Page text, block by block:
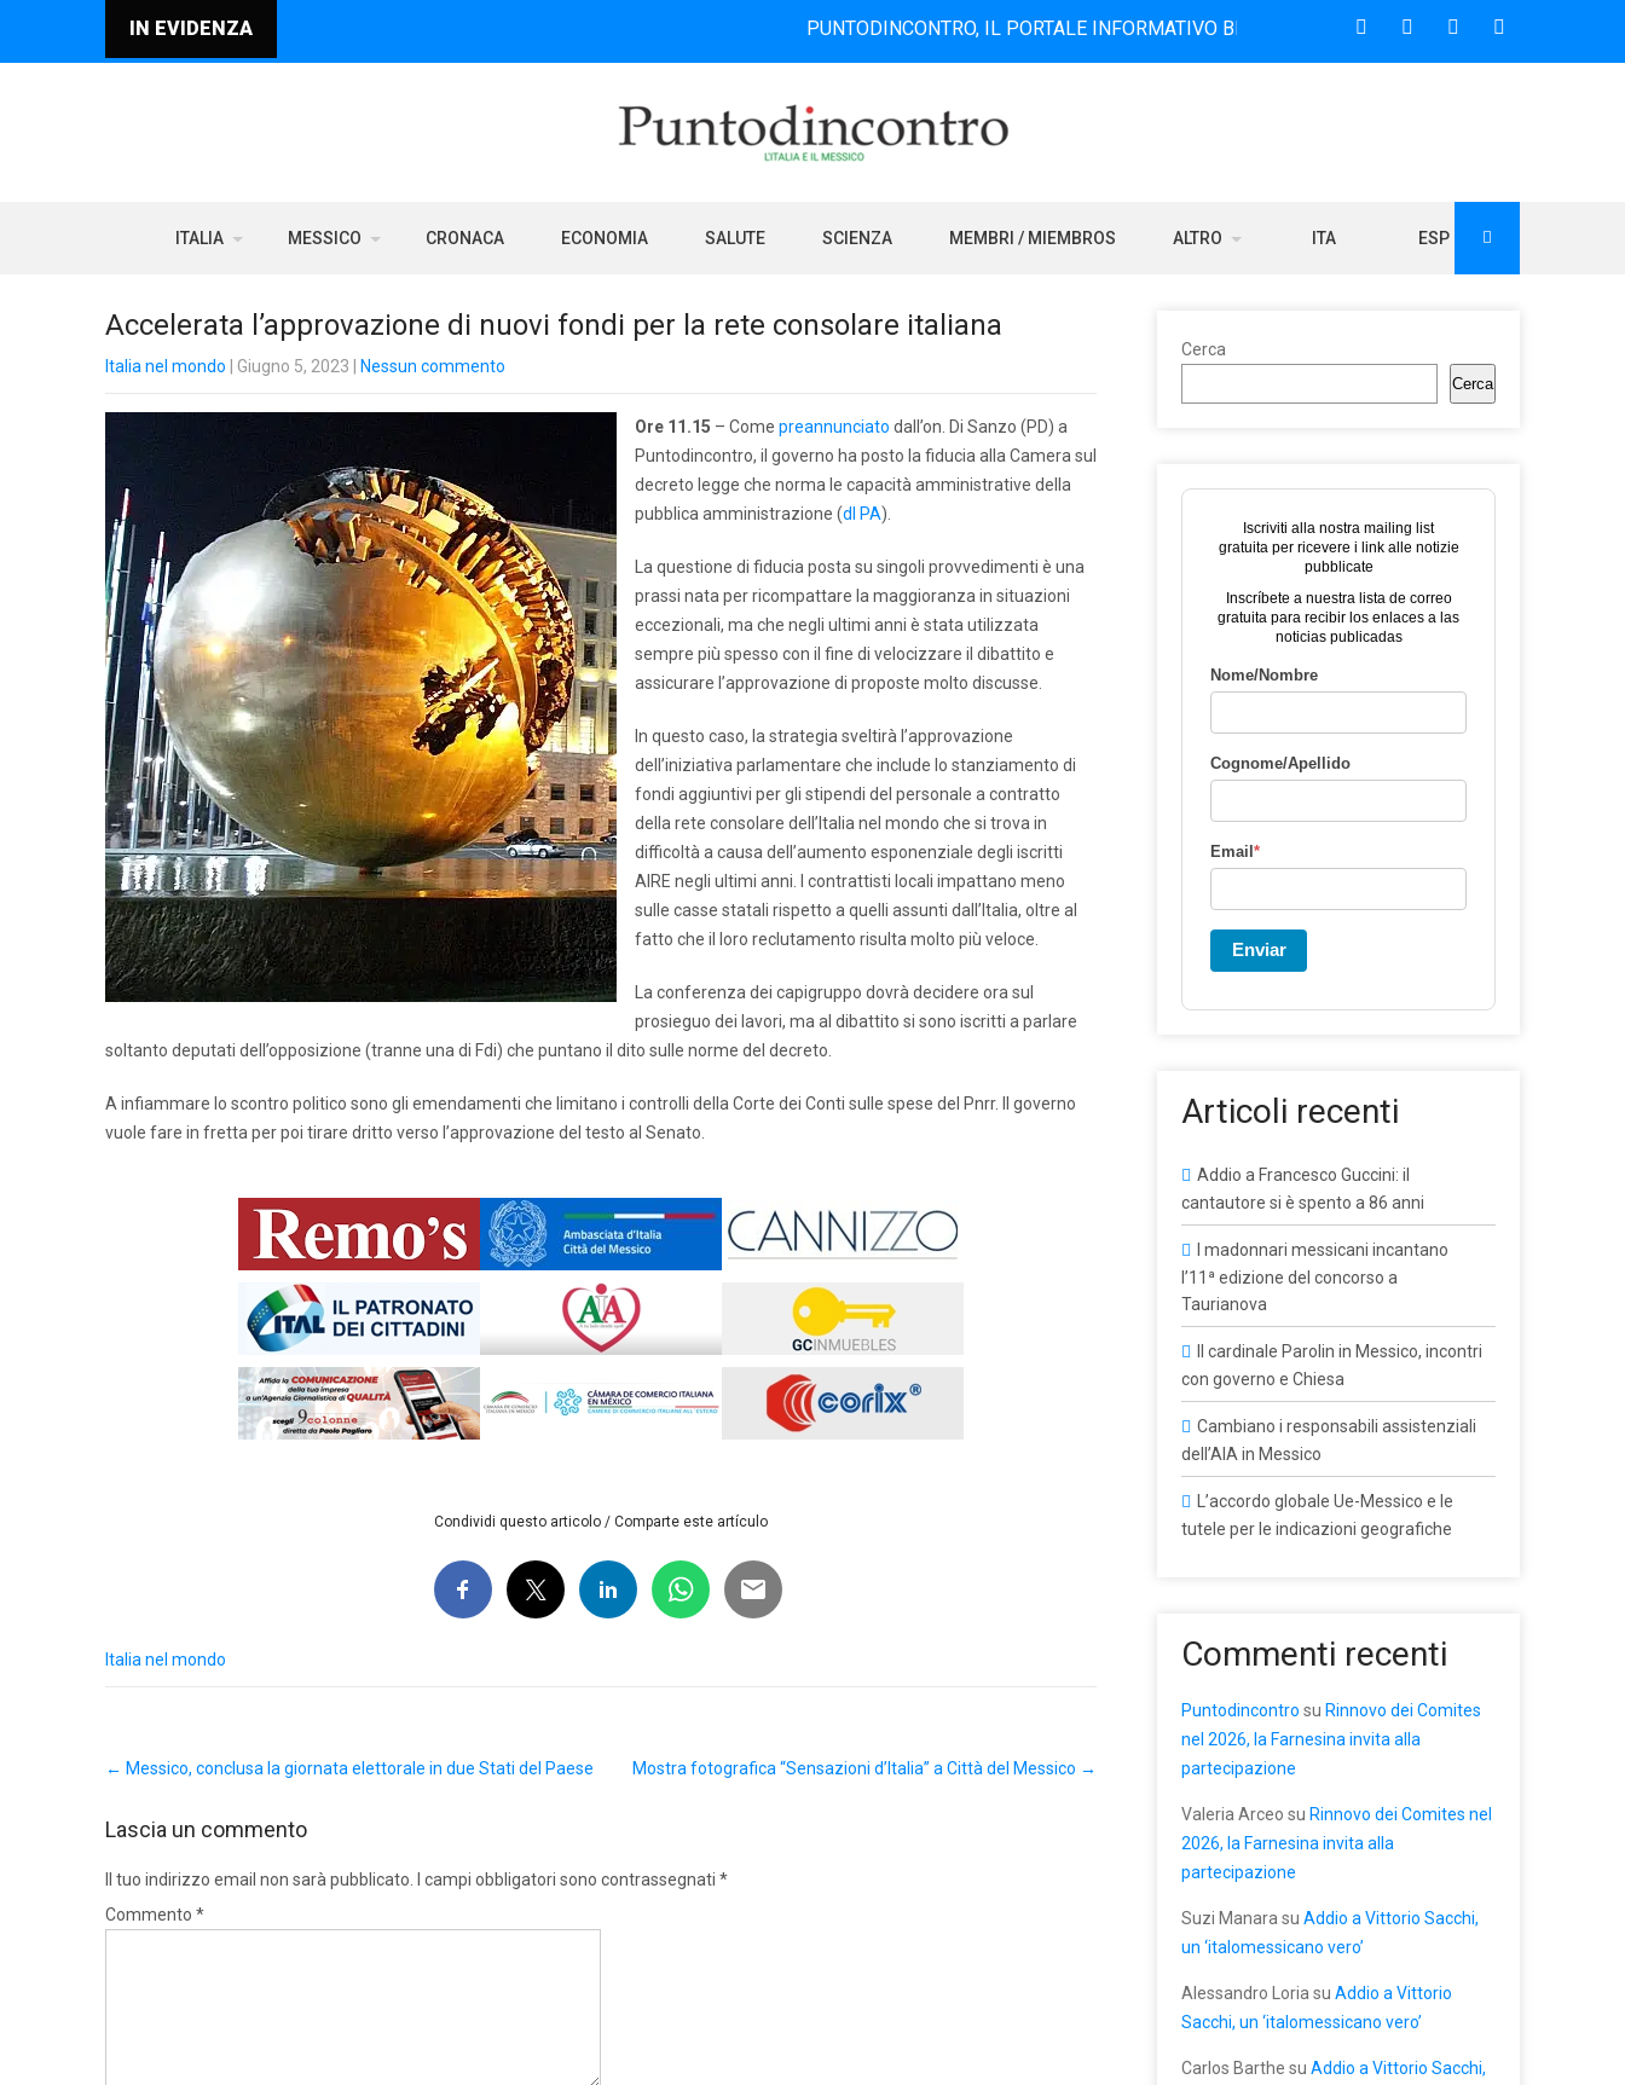
IN EVIDENZA PUNTODINCONTRO, IL PORTALE INFORMATIVO BILINGUE CHE DAL 2006 DIFFONDE NOTIZIE SUI
ITALIA MESSICO CRONACA ECONOMIA SALUTE SCIENZA MEMBRI / MIEMBROS ALTRO ITA ESP
Accelerata l’approvazione di nuovi fondi per la rete consolare italiana
Italia nel mondo | Giugno 5, 2023 Nessun commento
Ore 11.15 – Come preannunciato dall’on. Di Sanzo (PD) a
Puntodincontro, il governo ha posto la fiducia alla Camera sul
decreto legge che norma le capacità amministrative della
pubblica amministrazione (dl PA).
La questione di fiducia posta su singoli provvedimenti è una
prassi nata per ricompattare la maggioranza in situazioni
eccezionali, ma che negli ultimi anni è stata utilizzata
sempre più spesso con il fine di velocizzare il dibattito e
assicurare l’approvazione di proposte molto discusse.
In questo caso, la strategia sveltirà l’approvazione
dell’iniziativa parlamentare che include lo stanziamento di
fondi aggiuntivi per gli stipendi del personale a contratto
della rete consolare dell’Italia nel mondo che si trova in
difficoltà a causa dell’aumento esponenziale degli iscritti
AIRE negli ultimi anni. I contrattisti locali impattano meno
sulle casse statali rispetto a quelli assunti dall’Italia, oltre al
fatto che il loro reclutamento risulta molto più veloce.
La conferenza dei capigruppo dovrà decidere ora sul
prosieguo dei lavori, ma al dibattito si sono iscritti a parlare
soltanto deputati dell’opposizione (tranne una di Fdi) che puntano il dito sulle norme del decreto.
A infiammare lo scontro politico sono gli emendamenti che limitano i controlli della Corte dei Conti sulle spese del Pnrr. Il governo
vuole fare in fretta per poi tirare dritto verso l’approvazione del testo al Senato.
Condividi questo articolo / Comparte este artículo
Italia nel mondo
navigation
← Messico, conclusa la giornata elettorale in due Stati del Paese Mostra fotografica “Sensazioni d’Italia” a Città del Messico →
Lascia un commento
Il tuo indirizzo email non sarà pubblicato. I campi obbligatori sono contrassegnati *
Commento *
Cerca
Cerca
Iscriviti alla nostra mailing list
gratuita per ricevere i link alle notizie
pubblicate
Inscríbete a nuestra lista de correo
gratuita para recibir los enlaces a las
noticias publicadas
Nome/Nombre
Cognome/Apellido
Email *
Enviar
Articoli recenti
Addio a Francesco Guccini: il
cantautore si è spento a 86 anni
I madonnari messicani incantano
l’11ª edizione del concorso a
Taurianova
Il cardinale Parolin in Messico, incontri
con governo e Chiesa
Cambiano i responsabili assistenziali
dell’AIA in Messico
L’accordo globale Ue-Messico e le
tutele per le indicazioni geografiche
Commenti recenti
Puntodincontro su Rinnovo dei Comites
nel 2026, la Farnesina invita alla
partecipazione
Valeria Arceo su Rinnovo dei Comites nel
2026, la Farnesina invita alla
partecipazione
Suzi Manara su Addio a Vittorio Sacchi,
un ‘italomessicano vero’
Alessandro Loria su Addio a Vittorio
Sacchi, un ‘italomessicano vero’
Carlos Barthe su Addio a Vittorio Sacchi,